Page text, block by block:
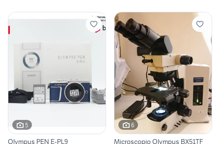
5
Olympus PEN E-PL9
6
Microscopio Olympus BX51TF